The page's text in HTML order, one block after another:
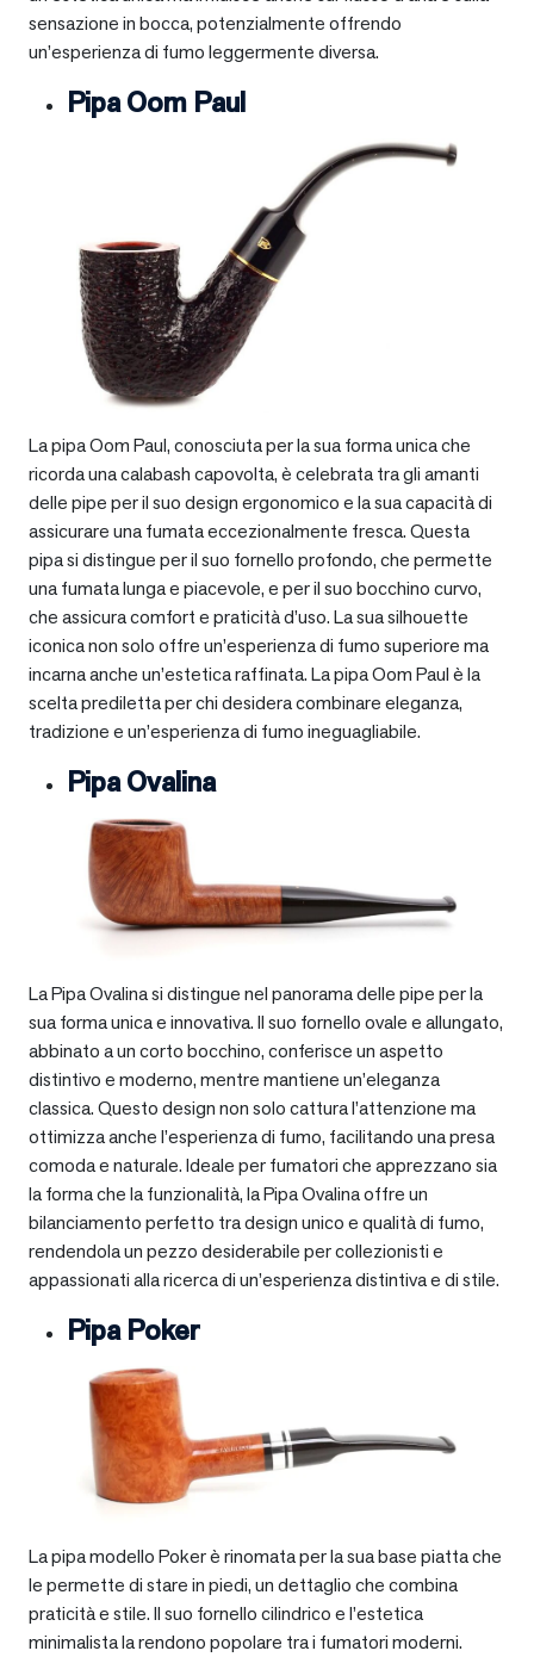
sensazione in bocca, potenzialmente offrendo
un’esperienza di fumo leggermente diversa.
Pipa Oom Paul
La pipa Oom Paul, conosciuta per la sua forma unica che
ricorda una calabash capovolta, è celebrata tra gli amanti
delle pipe per il suo design ergonomico e la sua capacità di
assicurare una fumata eccezionalmente fresca. Questa
pipa si distingue per il suo fornello profondo, che permette
una fumata lunga e piacevole, e per il suo bocchino curvo,
che assicura comfort e praticità d’uso. La sua silhouette
iconica non solo offre un’esperienza di fumo superiore ma
incarna anche un’estetica raffinata. La pipa Oom Paul è la
scelta prediletta per chi desidera combinare eleganza,
tradizione e un’esperienza di fumo ineguagliabile.
Pipa Ovalina
La Pipa Ovalina si distingue nel panorama delle pipe per la
sua forma unica e innovativa. Il suo fornello ovale e allungato,
abbinato a un corto bocchino, conferisce un aspetto
distintivo e moderno, mentre mantiene un’eleganza
classica. Questo design non solo cattura l’attenzione ma
ottimizza anche l’esperienza di fumo, facilitando una presa
comoda e naturale. Ideale per fumatori che apprezzano sia
la forma che la funzionalità, la Pipa Ovalina offre un
bilanciamento perfetto tra design unico e qualità di fumo,
rendendola un pezzo desiderabile per collezionisti e
appassionati alla ricerca di un’esperienza distintiva e di stile.
Pipa Poker
La pipa modello Poker è rinomata per la sua base piatta che
le permette di stare in piedi, un dettaglio che combina
praticità e stile. Il suo fornello cilindrico e l’estetica
minimalista la rendono popolare tra i fumatori moderni.